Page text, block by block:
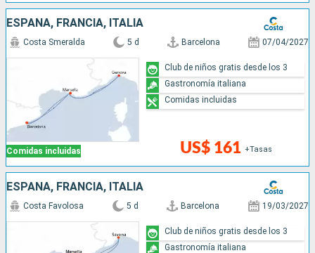
ESPAÑA, FRANCIA, ITALIA
Comidas incluidas
Costa Smeralda 5 d Barcelona 07/04/2027
US$ 161 +Tasas
Club de niños gratis desde los 3
Gastronomía italiana
Comidas incluidas
ESPAÑA, FRANCIA, ITALIA
Costa Favolosa 5 d Barcelona 19/03/2027
Club de niños gratis desde los 3
Gastronomía italiana